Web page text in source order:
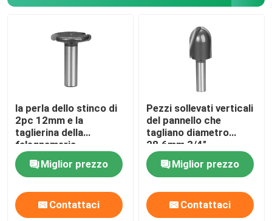
la perla dello stinco di
2pc 12mm e la
taglierina della
falegnameria
dell'insieme della flauto
fanno le vasche calde
Miglior prezzo
Contattaci
Pezzi sollevati verticali
del pannello che
tagliano diametro
28.6mm 3/4"
d'alimentazione di
riservaMiglior prezzo
Contattaci